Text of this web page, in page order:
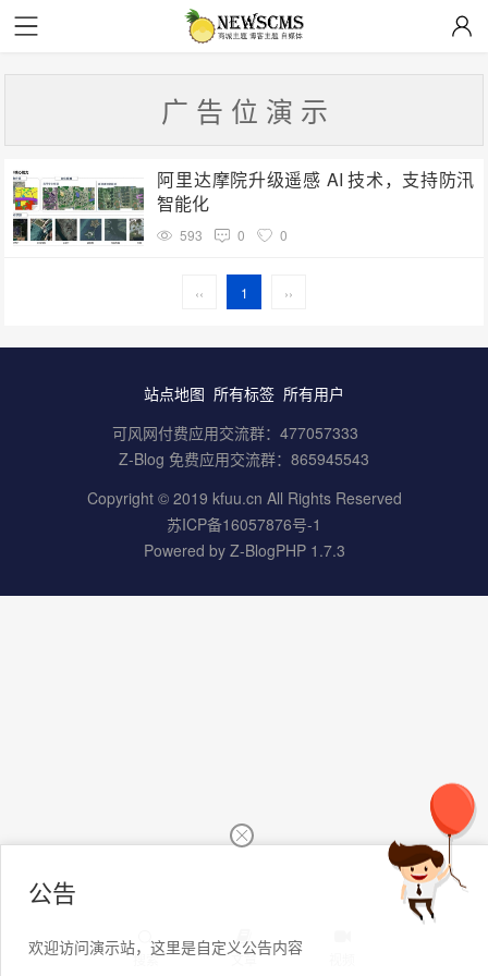
广 告 位 演 示
阿里达摩院升级遥感 AI 技术，支持防汛
智能化
593 0 0
‹‹ 1 ››
站点地图 所有标签 所有用户
可风网付费应用交流群： 477057333
Z-Blog 免费应用交流群： 865945543
Copyright © 2019 kfuu.cn All Rights Reserved
苏ICP备16057876号-1
Powered by Z-BlogPHP 1.7.3
搜索 文章
公告
欢迎访问演示站，这里是自定义公告内容